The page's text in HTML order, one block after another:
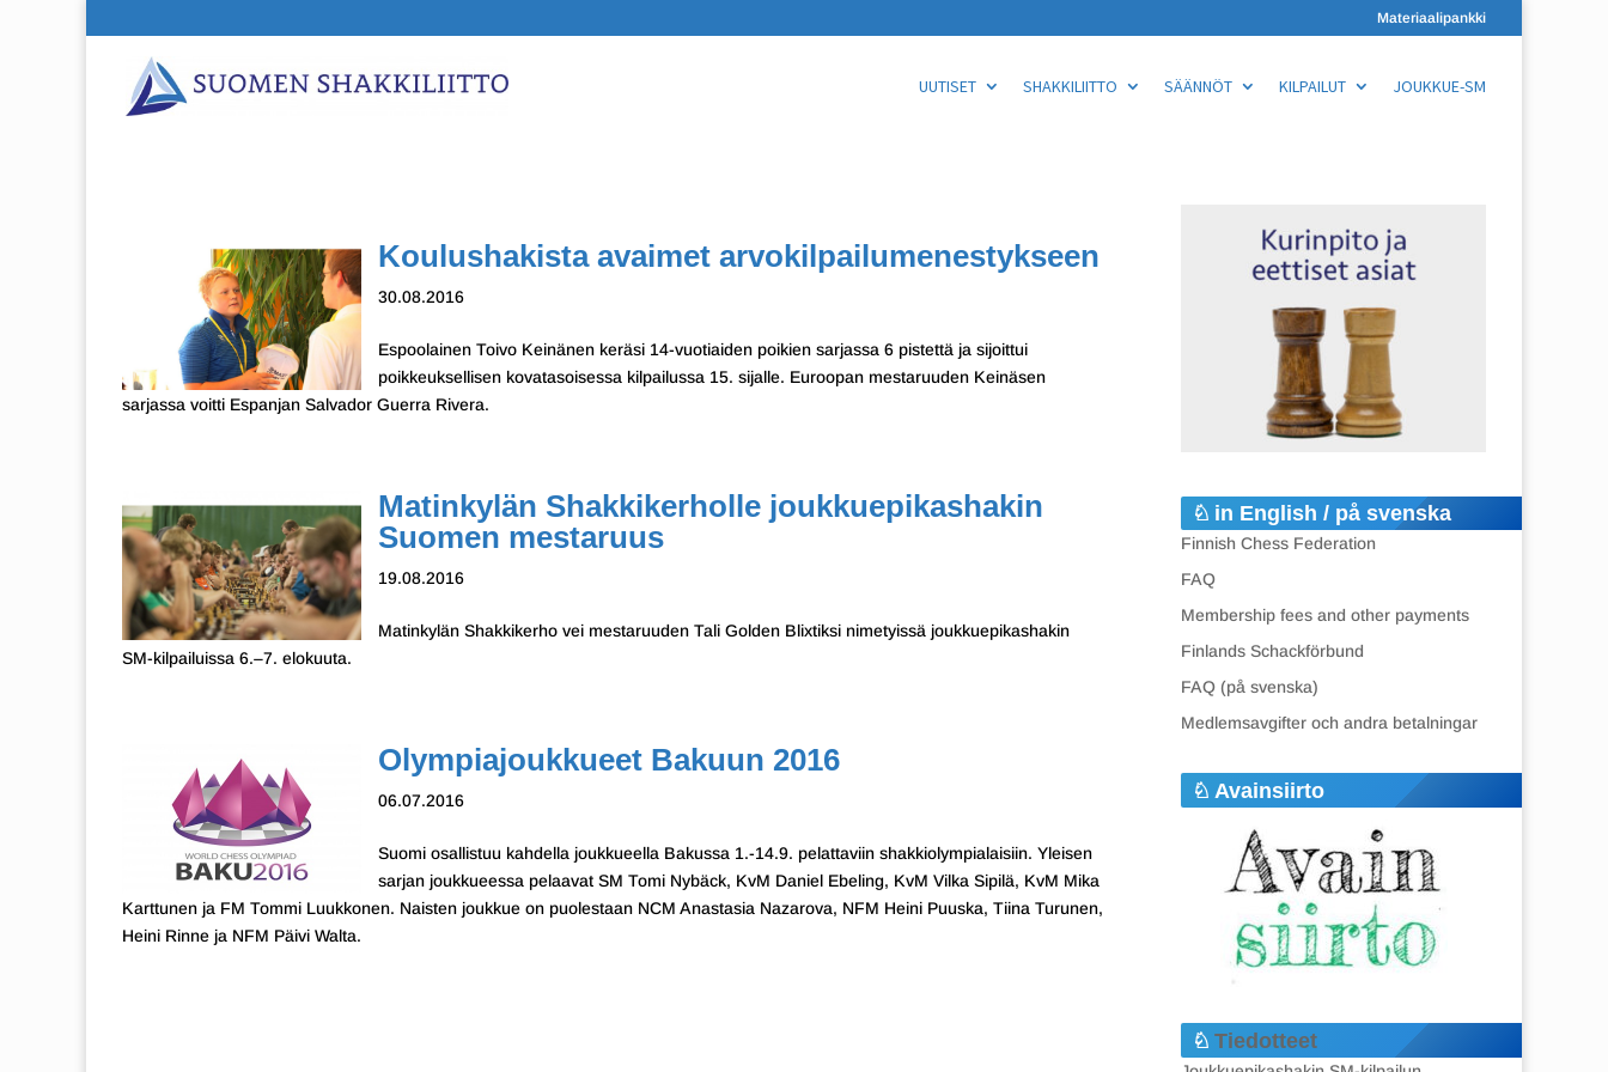
Materiaalipankki
UUTISET SHAKKILIITTO SÄÄNNÖT KILPAILUT JOUKKUE-SM
Koulushakista avaimet arvokilpailumenestykseen
30.08.2016
Espoolainen Toivo Keinänen keräsi 14-vuotiaiden poikien sarjassa 6 pistettä ja sijoittui
poikkeuksellisen kovatasoisessa kilpailussa 15. sijalle. Euroopan mestaruuden Keinäsen
sarjassa voitti Espanjan Salvador Guerra Rivera.
Matinkylän Shakkikerholle joukkuepikashakin
Suomen mestaruus
19.08.2016
Matinkylän Shakkikerho vei mestaruuden Tali Golden Blixtiksi nimetyissä joukkuepikashakin
SM-kilpailuissa 6.–7. elokuuta.
Olympiajoukkueet Bakuun 2016
06.07.2016
Suomi osallistuu kahdella joukkueella Bakussa 1.-14.9. pelattaviin shakkiolympialaisiin. Yleisen
sarjan joukkueessa pelaavat SM Tomi Nybäck, KvM Daniel Ebeling, KvM Vilka Sipilä, KvM Mika
Karttunen ja FM Tommi Luukkonen. Naisten joukkue on puolestaan NCM Anastasia Nazarova, NFM Heini Puuska, Tiina Turunen,
Heini Rinne ja NFM Päivi Walta.
in English / på svenska
Finnish Chess Federation
FAQ
Membership fees and other payments
Finlands Schackförbund
FAQ (på svenska)
Medlemsavgifter och andra betalningar
Avainsiirto
Tiedotteet